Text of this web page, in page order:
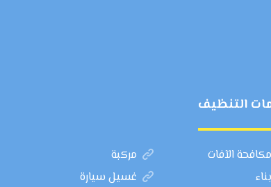
التنظيف
مكافحة الآفات
مركبة
بناء
غسيل سيارة